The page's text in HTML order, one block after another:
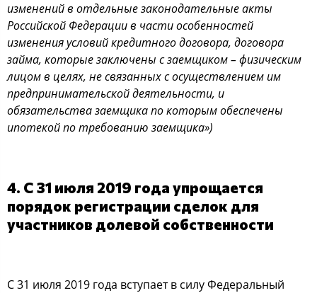
изменений в отдельные законодательные акты
Российской Федерации в части особенностей
изменения условий кредитного договора, договора
займа, которые заключены с заемщиком – физическим
лицом в целях, не связанных с осуществлением им
предпринимательской деятельности, и
обязательства заемщика по которым обеспечены
ипотекой по требованию заемщика»)
4. С 31 июля 2019 года упрощается
порядок регистрации сделок для
участников долевой собственности
С 31 июля 2019 года вступает в силу Федеральный